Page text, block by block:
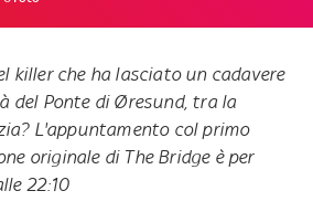
killer che ha lasciato un cadavere
del Ponte di Øresund, tra la
L'appuntamento col primo
originale di The Bridge è per
22:10